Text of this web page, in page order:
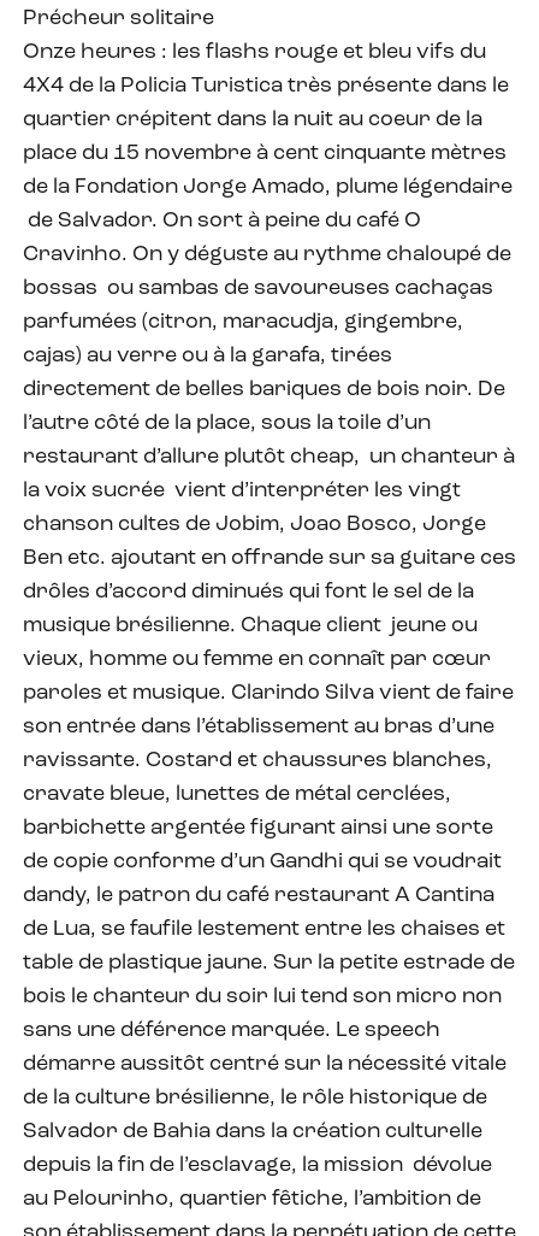
Précheur solitaire
Onze heures : les flashs rouge et bleu vifs du
4X4 de la Policia Turistica très présente dans le
quartier crépitent dans la nuit au coeur de la
place du 15 novembre à cent cinquante mètres
de la Fondation Jorge Amado, plume légendaire
de Salvador. On sort à peine du café O
Cravinho. On y déguste au rythme chaloupé de
bossas ou sambas de savoureuses cachaças
parfumées (citron, maracudja, gingembre,
cajas) au verre ou à la garafa, tirées
directement de belles bariques de bois noir. De
l’autre côté de la place, sous la toile d’un
restaurant d’allure plutôt cheap, un chanteur à
la voix sucrée vient d’interpréter les vingt
chanson cultes de Jobim, Joao Bosco, Jorge
Ben etc. ajoutant en offrande sur sa guitare ces
drôles d’accord diminués qui font le sel de la
musique brésilienne. Chaque client jeune ou
vieux, homme ou femme en connaît par cœur
paroles et musique. Clarindo Silva vient de faire
son entrée dans l’établissement au bras d’une
ravissante. Costard et chaussures blanches,
cravate bleue, lunettes de métal cerclées,
barbichette argentée figurant ainsi une sorte
de copie conforme d’un Gandhi qui se voudrait
dandy, le patron du café restaurant A Cantina
de Lua, se faufile lestement entre les chaises et
table de plastique jaune. Sur la petite estrade de
bois le chanteur du soir lui tend son micro non
sans une déférence marquée. Le speech
démarre aussitôt centré sur la nécessité vitale
de la culture brésilienne, le rôle historique de
Salvador de Bahia dans la création culturelle
depuis la fin de l’esclavage, la mission dévolue
au Pelourinho, quartier fêtiche, l’ambition de